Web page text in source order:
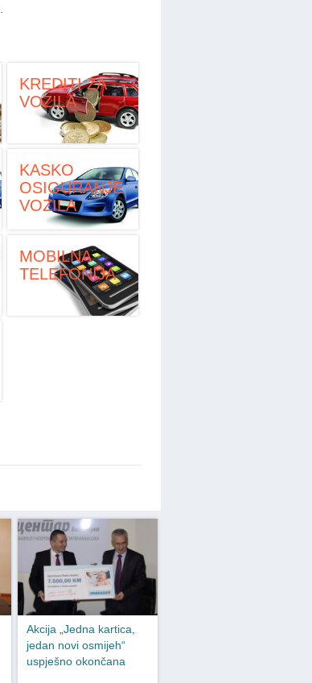
KREDITI ZA
VOZILA
KASKO
OSIGURANJE
VOZILA
MOBILNA
TELEFONIJA
Akcija „Jedna kartica,
jedan novi osmijeh“
uspješno okončana